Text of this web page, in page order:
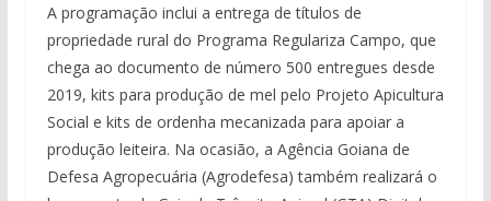
A programação inclui a entrega de títulos de
propriedade rural do Programa Regulariza Campo, que
chega ao documento de número 500 entregues desde
2019, kits para produção de mel pelo Projeto Apicultura
Social e kits de ordenha mecanizada para apoiar a
produção leiteira. Na ocasião, a Agência Goiana de
Defesa Agropecuária (Agrodefesa) também realizará o